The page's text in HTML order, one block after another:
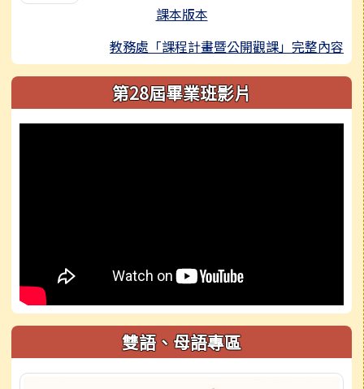
課本版本
教務處「課程計畫暨公開觀課」完整內容
第28屆畢業班影片
雙語、母語專區